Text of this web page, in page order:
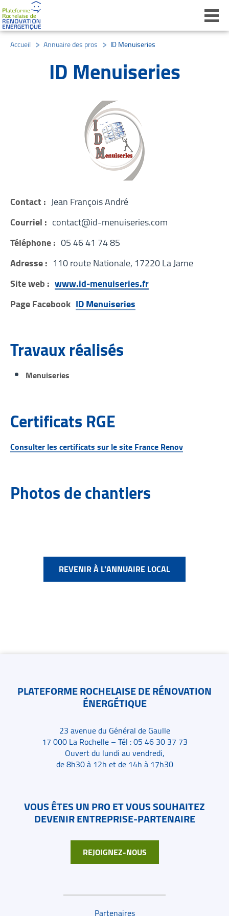
Accueil Annuaire des pros ID Menuiseries
ID Menuiseries
Contact : Jean François André
Courriel : contact@id-menuiseries.com
Téléphone : 05 46 41 74 85
Adresse : 110 route Nationale, 17220 La Jarne
Site web : www.id-menuiseries.fr
Page Facebook ID Menuiseries
Travaux réalisés
Menuiseries
Certificats RGE
Consulter les certificats sur le site France Renov
Photos de chantiers
REVENIR À L'ANNUAIRE LOCAL
PLATEFORME ROCHELAISE DE RÉNOVATION
ÉNERGÉTIQUE
23 avenue du Général de Gaulle
17 000 La Rochelle – Tél : 05 46 30 37 73
Ouvert du lundi au vendredi,
de 8h30 à 12h et de 14h à 17h30
VOUS ÊTES UN PRO ET VOUS SOUHAITEZ
DEVENIR ENTREPRISE-PARTENAIRE
REJOIGNEZ-NOUS
Liens de bas de page
Partenaires